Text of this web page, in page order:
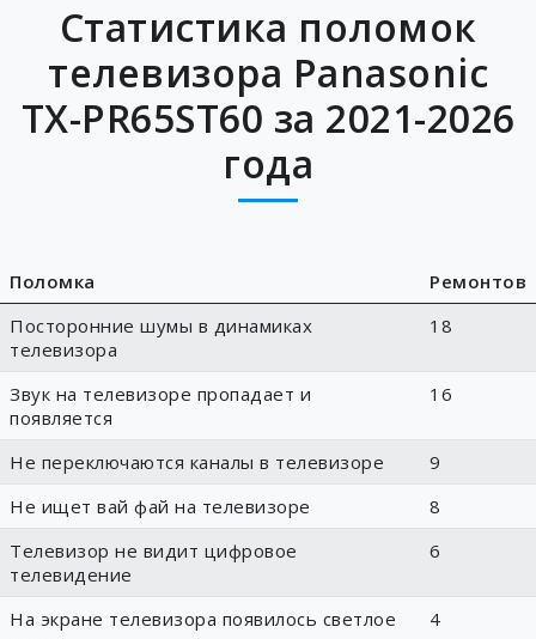
Статистика поломок
телевизора Panasonic
TX-PR65ST60 за 2021-2026
года
Поломка
Ремонтов
Посторонние шумы в динамиках
телевизора
18
Звук на телевизоре пропадает и
появляется
16
Не переключаются каналы в телевизоре
9
Не ищет вай фай на телевизоре
8
Телевизор не видит цифровое
телевидение
6
На экране телевизора появилось светлое
4